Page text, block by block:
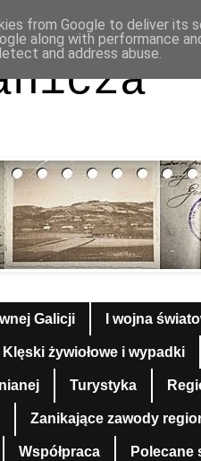
Galicji I wojna
Klęski żywiołowe i wypadki
Turystyka
Zanikające zawody
Współpraca Polecane
from Google to deliver its
along with performance
and address abuse.